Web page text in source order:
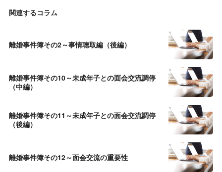
関連するコラム
離婚事件簿その2～事情聴取編（後編）
離婚事件簿その10～未成年子との面会交流調停
（中編）
離婚事件簿その11～未成年子との面会交流調停
（後編）
離婚事件簿その12～面会交流の重要性